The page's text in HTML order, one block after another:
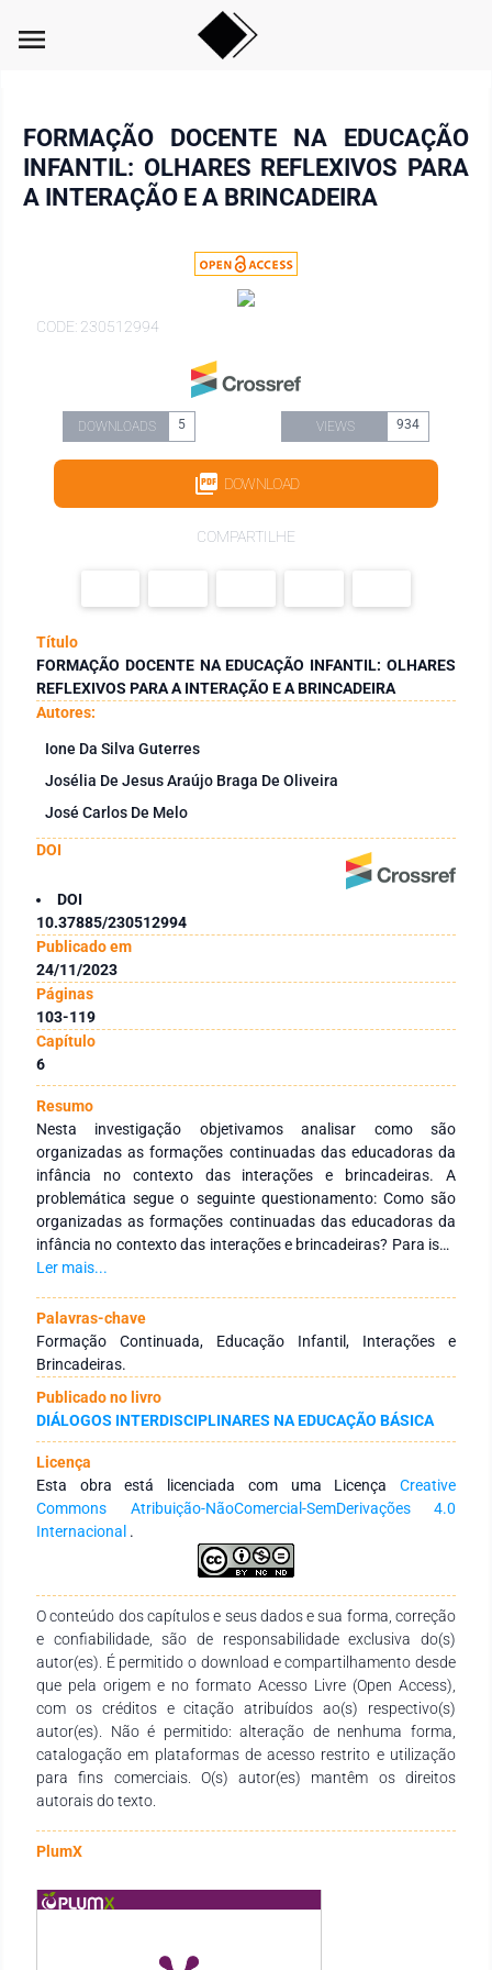
menu
FORMAÇÃO DOCENTE NA EDUCAÇÃO
INFANTIL: OLHARES REFLEXIVOS PARA
A INTERAÇÃO E A BRINCADEIRA
CODE: 230512994
DOWNLOADS 5 VIEWS 934
DOWNLOAD
COMPARTILHE
Título
FORMAÇÃO DOCENTE NA EDUCAÇÃO INFANTIL: OLHARES
REFLEXIVOS PARA A INTERAÇÃO E A BRINCADEIRA
Autores:
Ione Da Silva Guterres
Josélia De Jesus Araújo Braga De Oliveira
José Carlos De Melo
DOI
DOI
10.37885/230512994
Publicado em
24/11/2023
Páginas
103-119
Capítulo
6
Resumo
Nesta investigação objetivamos analisar como são
organizadas as formações continuadas das educadoras da
infância no contexto das interações e brincadeiras. A
problemática segue o seguinte questionamento: Como são
organizadas as formações continuadas das educadoras da
infância no contexto das interações e brincadeiras? Para isso
no percurso metodológico, optamos pela abordagem
coleta de dados deram-se pela aplicação do formulário
Google Forms para 07 sujeitos, pois a pesquisa exploratória
ocorreu no período pandêmico, nos meses de agosto de 2020
a janeiro de 2021. Assim sendo, consolidamos a nossa
fundamentação com autores que tratam do brincar na
infância, como: Kishimoto (2010; 2011), Friedman (2012),
Almeida (2014) e os autores que apontam a importância da
formação na constituição do educador, conforme a saber:
Papi (2005), Imbernón (2011), Gauthier (2013), Tardif (2014).
Por se tratar de um estudo relevante no contexto da
formação continuada na infância, que tem como meta
possibilitar as educadoras conhecimentos para que as
docente, os resultados comprovam que existem desafios a
serem, tanto pelas docentes quanto a equipe pedagógica no
tocante a melhoria do processo formativo em foco.
Ler mais...
Palavras-chave
Formação Continuada, Educação Infantil, Interações e
Brincadeiras.
Publicado no livro
DIÁLOGOS INTERDISCIPLINARES NA EDUCAÇÃO BÁSICA
Licença
Esta obra está licenciada com uma Licença Creative
Commons Atribuição-NãoComercial-SemDerivações 4.0
Internacional .
O conteúdo dos capítulos e seus dados e sua forma, correção
e confiabilidade, são de responsabilidade exclusiva do(s)
autor(es). É permitido o download e compartilhamento desde
que pela origem e no formato Acesso Livre (Open Access),
com os créditos e citação atribuídos ao(s) respectivo(s)
autor(es). Não é permitido: alteração de nenhuma forma,
catalogação em plataformas de acesso restrito e utilização
para fins comerciais. O(s) autor(es) mantêm os direitos
autorais do texto.
PlumX